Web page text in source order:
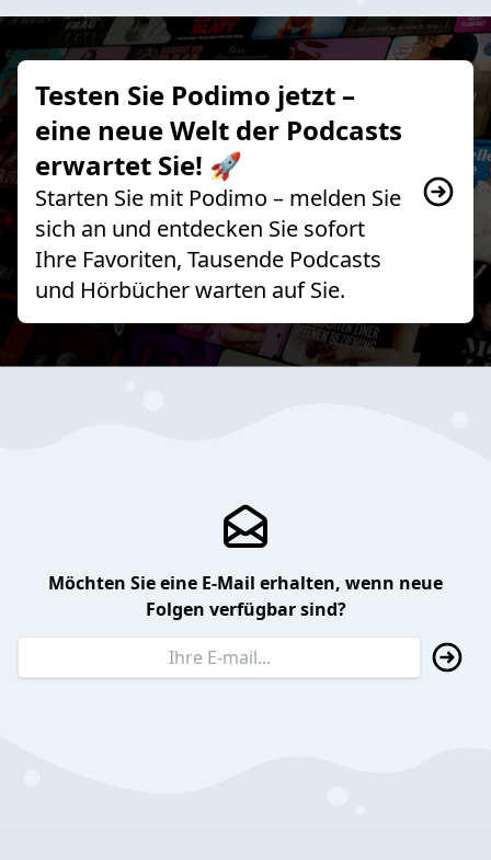
Testen Sie Podimo jetzt –
eine neue Welt der Podcasts
erwartet Sie! 🚀
Starten Sie mit Podimo – melden Sie
sich an und entdecken Sie sofort
Ihre Favoriten, Tausende Podcasts
und Hörbücher warten auf Sie.
Möchten Sie eine E-Mail erhalten, wenn neue
Folgen verfügbar sind?